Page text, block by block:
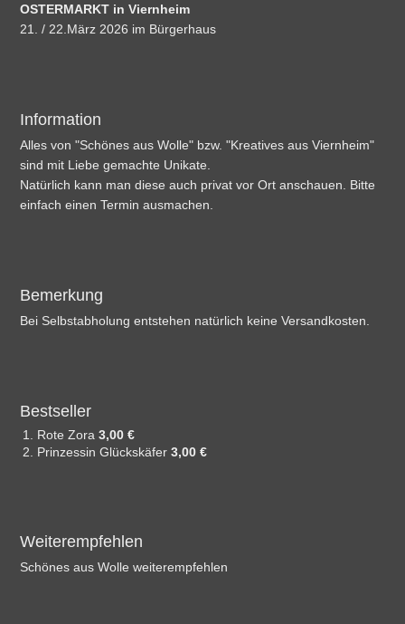
OSTERMARKT in Viernheim
21. / 22.März 2026 im Bürgerhaus
Information
Alles von "Schönes aus Wolle" bzw. "Kreatives aus Viernheim"
sind mit Liebe gemachte Unikate.
Natürlich kann man diese auch privat vor Ort anschauen. Bitte
einfach einen Termin ausmachen.
Bemerkung
Bei Selbstabholung entstehen natürlich keine Versandkosten.
Bestseller
Rote Zora3,00 €
Prinzessin Glückskäfer3,00 €
Weiterempfehlen
Schönes aus Wolle weiterempfehlen